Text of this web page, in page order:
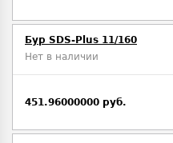
Бур SDS-Plus 11/160
Нет в наличии
451.96000000 руб.